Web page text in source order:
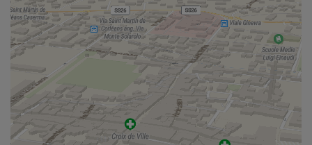
Osteria La Cave
180 m
Will e Grace
180 m
Ristoranti
Petit bar
130 m
Cibo Itadakizen
150 m
Osteria dell'Oca
Brasserie du Commerce
160 m